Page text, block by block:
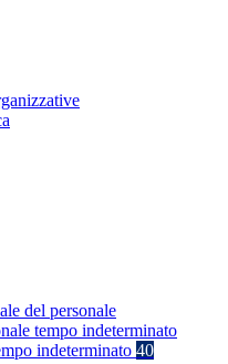
del personale
tempo indeterminato
indeterminato 40